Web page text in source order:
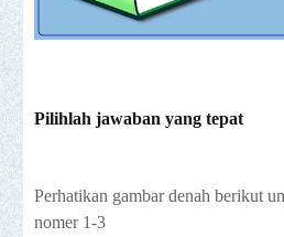
Pilihlah jawaban yang tepat
Perhatikan gambar denah berikut
nomer 1-3